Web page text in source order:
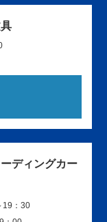
ディングカー
：30